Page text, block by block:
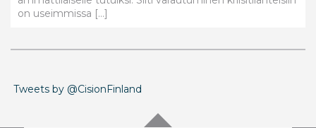
on useimmissa […]
Tweets by @CisionFinland